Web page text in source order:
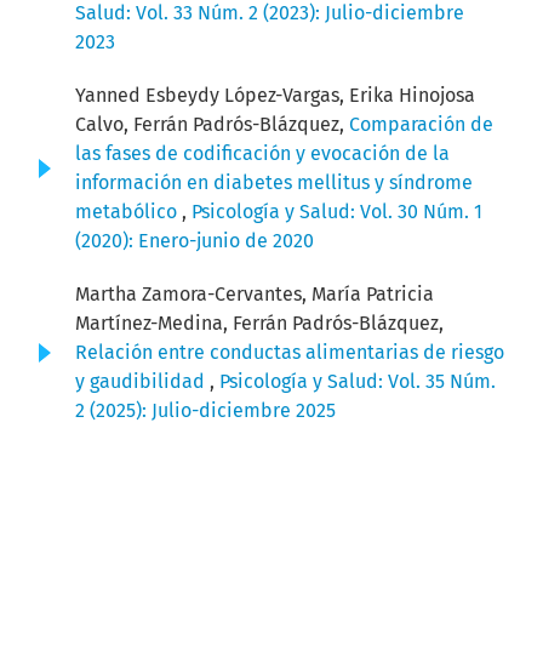
Salud: Vol. 33 Núm. 2 (2023): Julio-diciembre
2023
Yanned Esbeydy López-Vargas, Erika Hinojosa
Calvo, Ferrán Padrós-Blázquez, Comparación de
las fases de codificación y evocación de la
información en diabetes mellitus y síndrome
metabólico , Psicología y Salud: Vol. 30 Núm. 1
(2020): Enero-junio de 2020
Martha Zamora-Cervantes, María Patricia
Martínez-Medina, Ferrán Padrós-Blázquez,
Relación entre conductas alimentarias de riesgo
y gaudibilidad , Psicología y Salud: Vol. 35 Núm.
2 (2025): Julio-diciembre 2025